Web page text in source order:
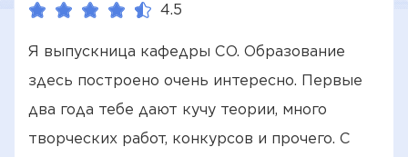
4.5
Я выпускница кафедры СО. Образование
здесь построено очень интересно. Первые
два года тебе дают кучу теории, много
творческих работ, конкурсов и прочего. С